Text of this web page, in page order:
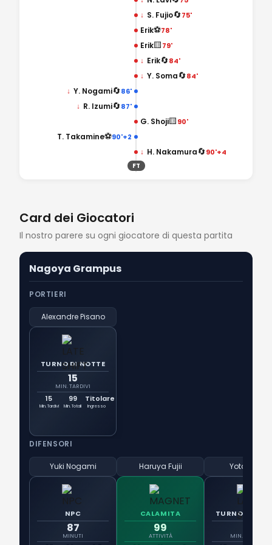
↓ S. Fujio🔄75'
Erik⚽78'
Erik🟨79'
↓ Erik🔄84'
↓ Y. Soma🔄84'
86'
🔄
↓ Y. Nogami
87'
🔄
↓ R. Izumi
G. Shoji🟨90'
90'+2
⚽
T. Takamine
↓ H. Nakamura🔄90'+4
FT
Card dei Giocatori
Il nostro parere su ogni giocatore di questa partita
Nagoya Grampus
PORTIERI
Alexandre Pisano
TURNO DI NOTTE
15
MIN. TARDIVI
15
Min. Tardivi
99
Min. Totali
Titolare
Ingresso
DIFENSORI
Yuki Nogami
NPC
87
MINUTI
Haruya Fujii
CALAMITA
99
ATTIVITÀ
Yota Sato
TURNO DI
MIN. TARDIVI